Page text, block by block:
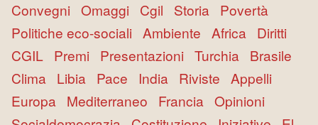
Convegni Omaggi Cgil Storia Povertà
Politiche eco-sociali Ambiente Africa Diritti
CGIL Premi Presentazioni Turchia Brasile
Clima Libia Pace India Riviste Appelli
Europa Mediterraneo Francia Opinioni